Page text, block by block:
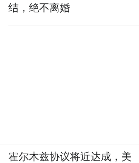
结，绝不离婚
霍尔木兹协议将近达成，美